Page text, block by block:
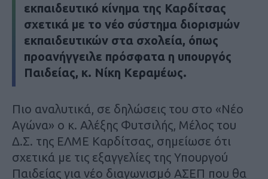
εκπαιδευτικό κίνημα της Καρδίτσας
σχετικά με το νέο σύστημα διορισμών
εκπαιδευτικών στα σχολεία, όπως
προανήγγειλε πρόσφατα η υπουργός
Παιδείας, κ. Νίκη Κεραμέως.
Πιο αναλυτικά, σε δηλώσεις του στο «Νέο
Αγώνα» ο κ. Αλέξης Φυτσιλής, Μέλος του
Δ.Σ. της ΕΛΜΕ Καρδίτσας, σημείωσε ότι
σχετικά με τις εξαγγελίες της Υπουργού
Παιδείας για νέο διαγωνισμό ΑΣΕΠ που θα